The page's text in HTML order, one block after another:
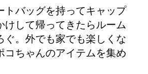
トバッグを持ってキャップ
けして帰ってきたらルーム
ぐ。外でも家でも楽しくな
コちゃんのアイテムを集め